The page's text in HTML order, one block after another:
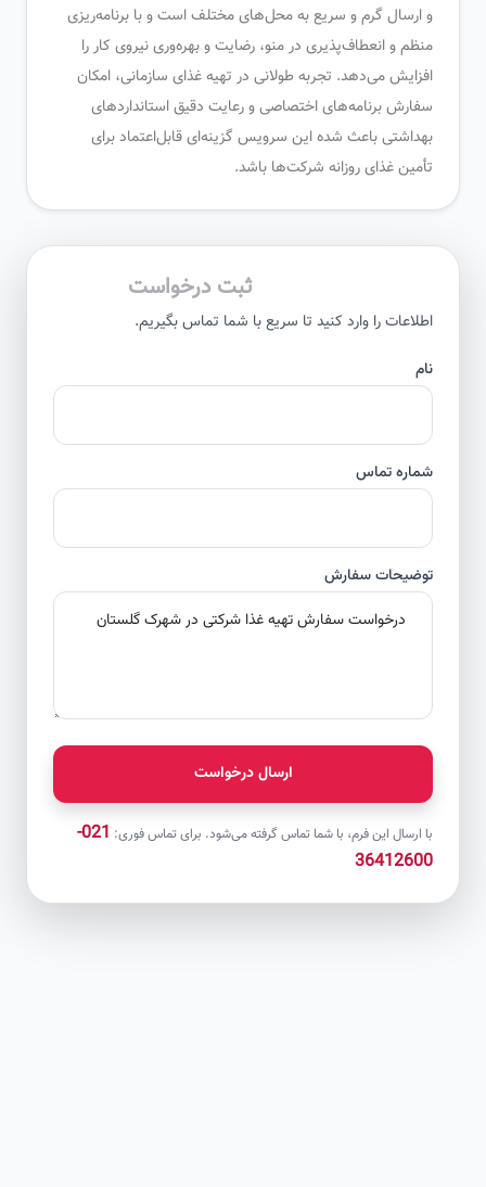
و ارسال گرم و سریع به محل‌های مختلف است و با برنامه‌ریزی
منظم و انعطاف‌پذیری در منو، رضایت و بهره‌وری نیروی کار را
افزایش می‌دهد. تجربه طولانی در تهیه غذای سازمانی، امکان
سفارش برنامه‌های اختصاصی و رعایت دقیق استانداردهای
بهداشتی باعث شده این سرویس گزینه‌ای قابل‌اعتماد برای
تأمین غذای روزانه شرکت‌ها باشد.
ثبت درخواست
اطلاعات را وارد کنید تا سریع با شما تماس بگیریم.
شماره تماس
توضیحات سفارش
ارسال درخواست
با ارسال این فرم، با شما تماس گرفته می‌شود. برای تماس فوری:
021-
36412600